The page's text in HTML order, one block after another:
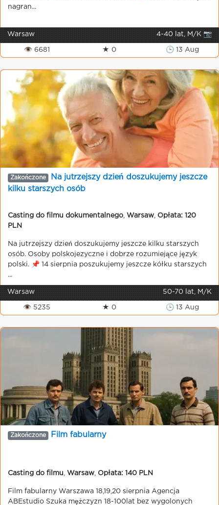
nagran...
Warsaw 4-40 lat, M/K 📷
👁 6681 ★ 0 🕒 13 Aug
Zakończone
Na jutrzejszy dzień doszukujemy jeszcze
kilku starszych osób
Casting do filmu dokumentalnego Warsaw
Opłata: 120
PLN
Na jutrzejszy dzień doszukujemy jeszcze kilku starszych
osób. Osoby polskojezyczne i dobrze rozumiejące język
polski. 📌 14 sierpnia poszukujemy jeszcze kółku starszych
...
Warsaw 50-70 lat, M/K
👁 5235 ★ 0 🕒 13 Aug
Zakończone Film fabularny
Casting do filmu Warsaw Opłata: 140 PLN
Film fabularny Warszawa 18,19,20 sierpnia Agencja
ABEstudio Szuka mężczyzn 18-100lat bez wygolonych